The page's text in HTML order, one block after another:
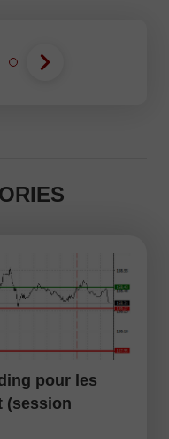
pour les
(session